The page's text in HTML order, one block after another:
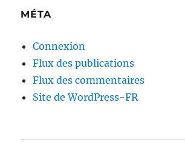
MÉTA
Connexion
Flux des publications
Flux des commentaires
Site de WordPress-FR